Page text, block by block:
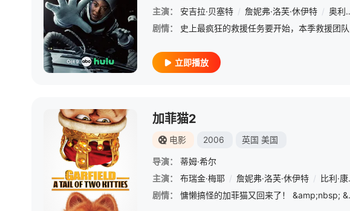
主演：
安吉拉·贝塞特 / 詹妮弗·洛芙·休伊特 / 奥利弗·斯塔克
剧情：
立即播放
加菲猫2
电影 2006 英国 美国
导演：
蒂姆·希尔
主演：
布瑞金·梅耶 / 詹妮弗·洛芙·休伊特 / 比利·康诺利
剧情：
慵懒搞怪的加菲猫又回来了